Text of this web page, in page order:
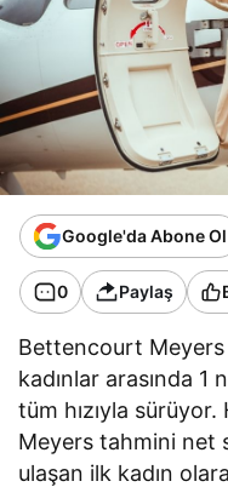
Google'da Abone Ol
0 Paylaş
Bettencourt Meyers
kadınlar arasında 1
tüm hızıyla
Meyers tahmini net
ulaşan ilk kadın